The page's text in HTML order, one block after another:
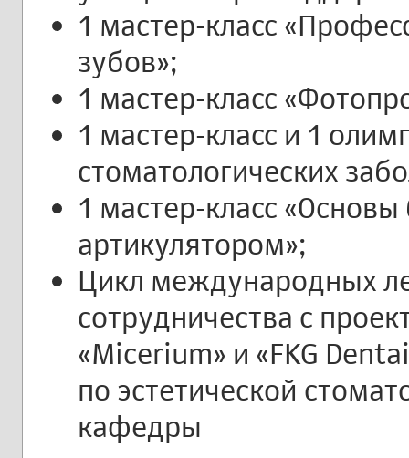
1 мастер-класс
зубов»;
1 мастер-класс
1 мастер-класс и 1
стоматологических
1 мастер-класс
артикулятором»;
Цикл международных
сотрудничества с
«Micerium» и «FKG
по эстетической
кафедры